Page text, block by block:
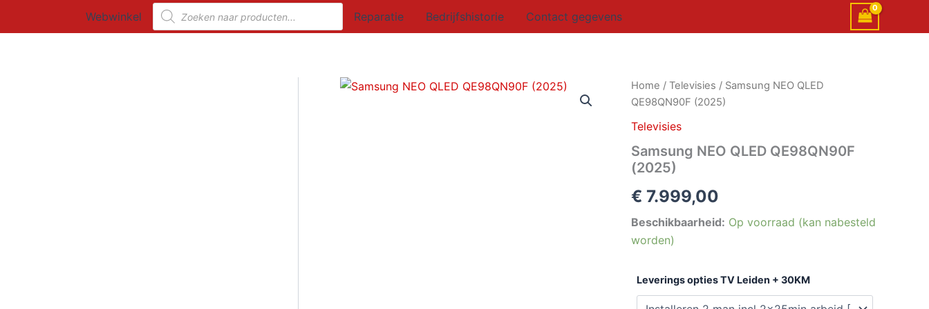
Webwinkel
Producten
zoeken
Reparatie Bedrijfshistorie Contact gegevens
Home / Televisies / Samsung NEO QLED
QE98QN90F (2025)
Televisies
Samsung NEO QLED QE98QN90F
(2025)
€ 7.999,00
Beschikbaarheid: Op voorraad (kan nabesteld
worden)
Leverings opties TV Leiden + 30KM
Samsung
NEO
QE98QN90F
aantal